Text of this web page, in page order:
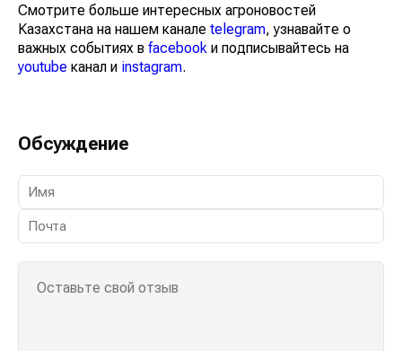
Смотрите больше интересных агроновостей
Казахстана на нашем канале telegram, узнавайте о
важных событиях в facebook и подписывайтесь на
youtube канал и instagram.
Обсуждение